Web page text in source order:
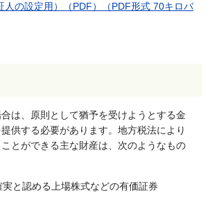
人の設定用）（PDF）（PDF形式 70キロバ
は、原則として猶予を受けようとする金
供する必要があります。地方税法により
とができる主な財産は、次のようなもの
実と認める上場株式などの有価証券